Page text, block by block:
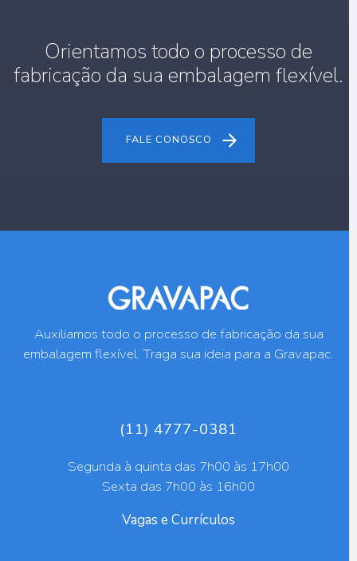
Orientamos todo o processo de
fabricação da sua embalagem flexível.
FALE CONOSCO
Auxiliamos todo o processo de fabricação da sua
embalagem flexível. Traga sua ideia para a Gravapac.
(11) 4777-0381
Segunda à quinta das 7h00 às 17h00
Sexta das 7h00 às 16h00
Vagas e Currículos